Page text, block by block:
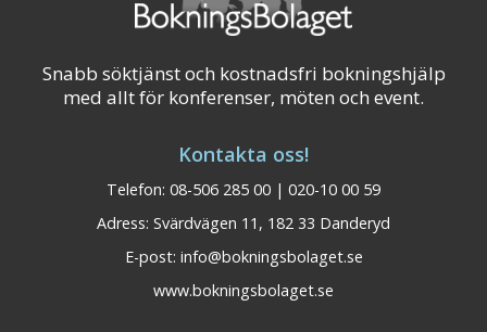
Snabb söktjänst och kostnadsfri bokningshjälp
med allt för konferenser, möten och event.
Kontakta oss!
Telefon: 08-506 285 00 | 020-10 00 59
Adress: Svärdvägen 11, 182 33 Danderyd
E-post: info@bokningsbolaget.se
www.bokningsbolaget.se